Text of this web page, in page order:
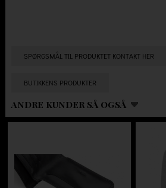
SPØRGSMÅL TIL PRODUKTET KONTAKT HER
BUTIKKENS PRODUKTER
ANDRE KUNDER SÅ OGSÅ